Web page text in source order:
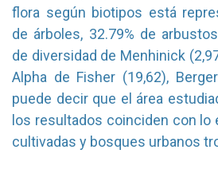
flora según biotipos está
de árboles, 32.79% de
de diversidad de Menhinick
Alpha de Fisher (19,62),
puede decir que el área
los resultados coinciden con lo
cultivadas y bosques urbanos